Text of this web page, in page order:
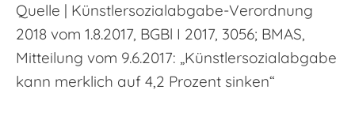
Quelle | Künstlersozialabgabe-Verordnung
2018 vom 1.8.2017, BGBl I 2017, 3056; BMAS,
Mitteilung vom 9.6.2017: „Künstlersozialabgabe
kann merklich auf 4,2 Prozent sinken“